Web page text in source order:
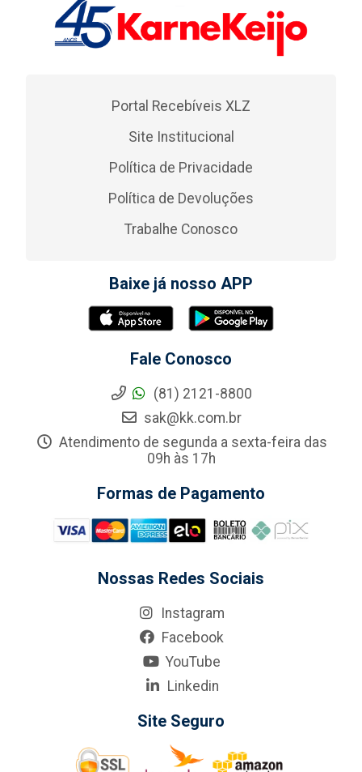
Portal Recebíveis XLZ
Site Institucional
Política de Privacidade
Política de Devoluções
Trabalhe Conosco
Baixe já nosso APP
Fale Conosco
(81) 2121-8800
sak@kk.com.br
Atendimento de segunda a sexta-feira das
09h às 17h
Formas de Pagamento
Nossas Redes Sociais
Instagram
Facebook
YouTube
Linkedin
Site Seguro